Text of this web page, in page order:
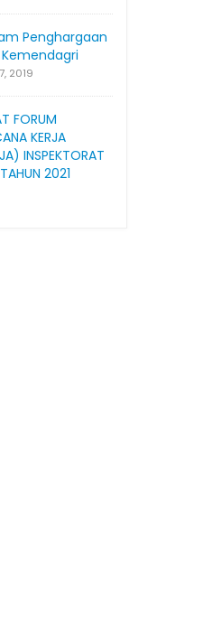
Penghargaan
2019
FORUM
KERJA
INSPEKTORAT
2021